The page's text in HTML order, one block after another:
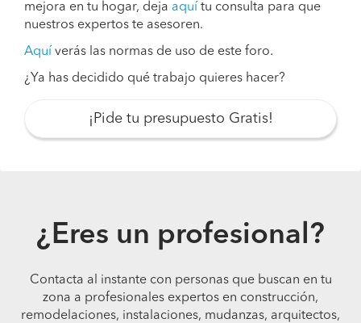
mejora en tu hogar, deja aquí tu consulta para que
nuestros expertos te asesoren.
Aquí verás las normas de uso de este foro.
¿Ya has decidido qué trabajo quieres hacer?
¡Pide tu presupuesto Gratis!
¿Eres un profesional?
Contacta al instante con personas que buscan en tu
zona a profesionales expertos en construcción,
remodelaciones, instalaciones, mudanzas, arquitectos,